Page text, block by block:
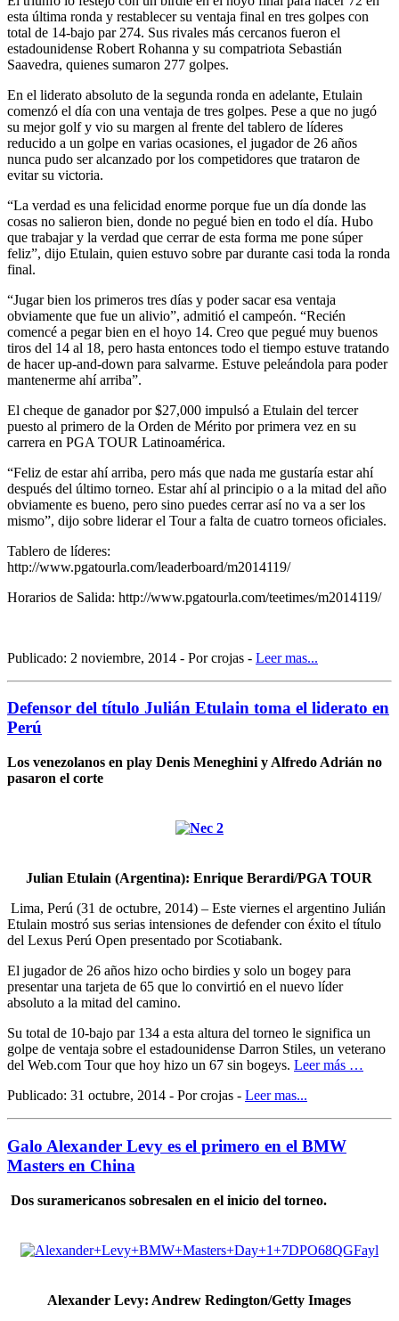
esta última ronda y restablecer su ventaja final en tres golpes con
total de 14-bajo par 274. Sus rivales más cercanos fueron el
estadounidense Robert Rohanna y su compatriota Sebastián
Saavedra, quienes sumaron 277 golpes.
En el liderato absoluto de la segunda ronda en adelante, Etulain
comenzó el día con una ventaja de tres golpes. Pese a que no jugó
su mejor golf y vio su margen al frente del tablero de líderes
reducido a un golpe en varias ocasiones, el jugador de 26 años
nunca pudo ser alcanzado por los competidores que trataron de
evitar su victoria.
“La verdad es una felicidad enorme porque fue un día donde las
cosas no salieron bien, donde no pegué bien en todo el día. Hubo
que trabajar y la verdad que cerrar de esta forma me pone súper
feliz”, dijo Etulain, quien estuvo sobre par durante casi toda la ronda
final.
“Jugar bien los primeros tres días y poder sacar esa ventaja
obviamente que fue un alivio”, admitió el campeón. “Recién
comencé a pegar bien en el hoyo 14. Creo que pegué muy buenos
tiros del 14 al 18, pero hasta entonces todo el tiempo estuve tratando
de hacer up-and-down para salvarme. Estuve peleándola para poder
mantenerme ahí arriba”.
El cheque de ganador por $27,000 impulsó a Etulain del tercer
puesto al primero de la Orden de Mérito por primera vez en su
carrera en PGA TOUR Latinoamérica.
“Feliz de estar ahí arriba, pero más que nada me gustaría estar ahí
después del último torneo. Estar ahí al principio o a la mitad del año
obviamente es bueno, pero sino puedes cerrar así no va a ser los
mismo”, dijo sobre liderar el Tour a falta de cuatro torneos oficiales.
Tablero de líderes:
http://www.pgatourla.com/leaderboard/m2014119/
Horarios de Salida: http://www.pgatourla.com/teetimes/m2014119/
Publicado: 2 noviembre, 2014 - Por crojas - Leer mas...
Defensor del título Julián Etulain toma el liderato en
Perú
Los venezolanos en play Denis Meneghini y Alfredo Adrián no
pasaron el corte
Julian Etulain (Argentina): Enrique Berardi/PGA TOUR
Lima, Perú (31 de octubre, 2014) – Este viernes el argentino Julián
Etulain mostró sus serias intensiones de defender con éxito el título
del Lexus Perú Open presentado por Scotiabank.
El jugador de 26 años hizo ocho birdies y solo un bogey para
presentar una tarjeta de 65 que lo convirtió en el nuevo líder
absoluto a la mitad del camino.
Su total de 10-bajo par 134 a esta altura del torneo le significa un
golpe de ventaja sobre el estadounidense Darron Stiles, un veterano
del Web.com Tour que hoy hizo un 67 sin bogeys. Leer más …
Publicado: 31 octubre, 2014 - Por crojas - Leer mas...
Galo Alexander Levy es el primero en el BMW
Masters en China
Dos suramericanos sobresalen en el inicio del torneo.
Alexander Levy: Andrew Redington/Getty Images